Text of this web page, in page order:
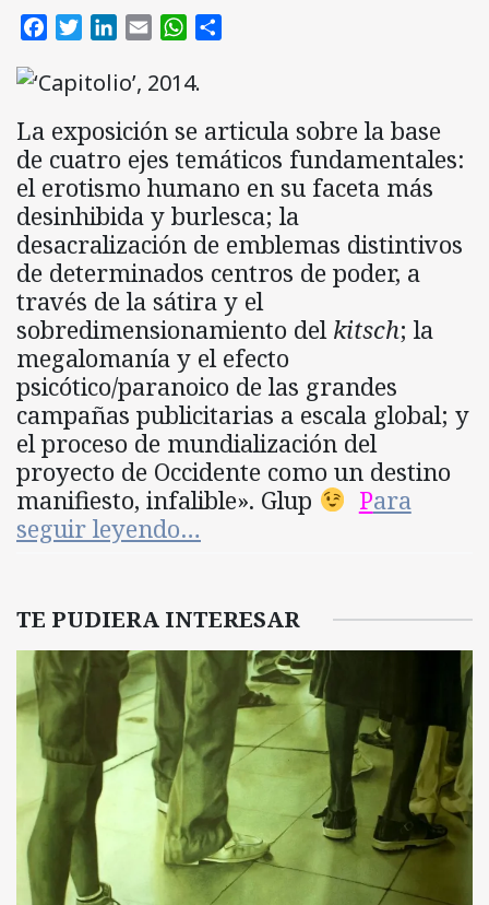
FacebookTwitterLinkedIn
Email WhatsApp
La exposición se articula sobre la base
de cuatro ejes temáticos fundamentales:
el erotismo humano en su faceta más
desinhibida y burlesca; la
desacralización de emblemas distintivos
de determinados centros de poder, a
través de la sátira y el
sobredimensionamiento del kitsch; la
megalomanía y el efecto
psicótico/paranoico de las grandes
campañas publicitarias a escala global; y
el proceso de mundialización del
proyecto de Occidente como un destino
manifiesto, infalible». Glup
Para
seguir leyendo…
TE PUDIERA INTERESAR